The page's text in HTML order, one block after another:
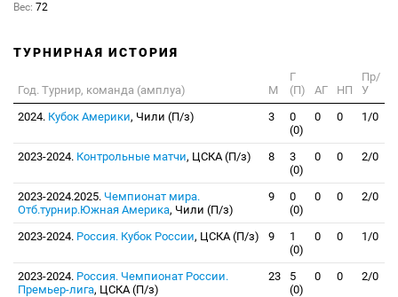
Вес: 72
ТУРНИРНАЯ ИСТОРИЯ
Год. Турнир, команда (амплуа) М
Г
(П)
АГ НП
Пр/
У
2024. Кубок Америки, Чили (П/з) 3
0
(0)
0 0 1/0
2023-2024. Контрольные матчи, ЦСКА (П/з) 8
3
(0)
0 0 2/0
2023-2024.2025. Чемпионат мира.
Отб.турнир.Южная Америка, Чили (П/з)
9
0
(0)
0 0 2/0
2023-2024. Россия. Кубок России, ЦСКА (П/з) 9
1
(0)
0 0 1/0
2023-2024. Россия. Чемпионат России.
Премьер-лига, ЦСКА (П/з)
23
5
(0)
0 0 2/0